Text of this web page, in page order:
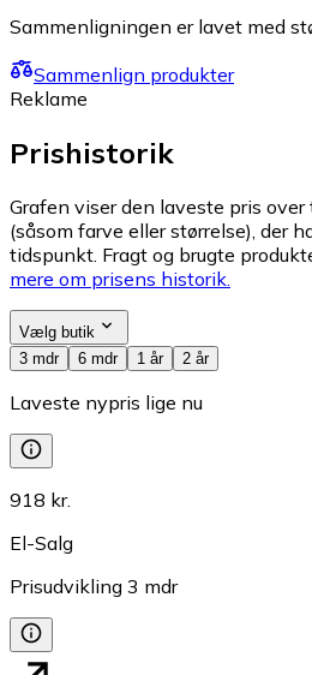
Sammenligningen er lavet med
Sammenlign produkter
Reklame
Prishistorik
Grafen viser den laveste pris
(såsom farve eller størrelse), der
tidspunkt. Fragt og brugte
mere om prisens historik.
Vælg butik
3 mdr
6 mdr 1 år 2 år
Laveste nypris lige nu
918 kr.
El-Salg
Prisudvikling 3 mdr